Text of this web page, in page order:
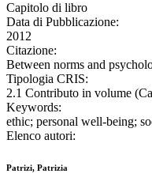
Capitolo di libro
Data di Pubblicazione:
2012
Citazione:
Between norms and
Tipologia CRIS:
2.1 Contributo in volume
Keywords:
ethic; personal well-being;
Elenco autori:
Patrizi, Patrizia